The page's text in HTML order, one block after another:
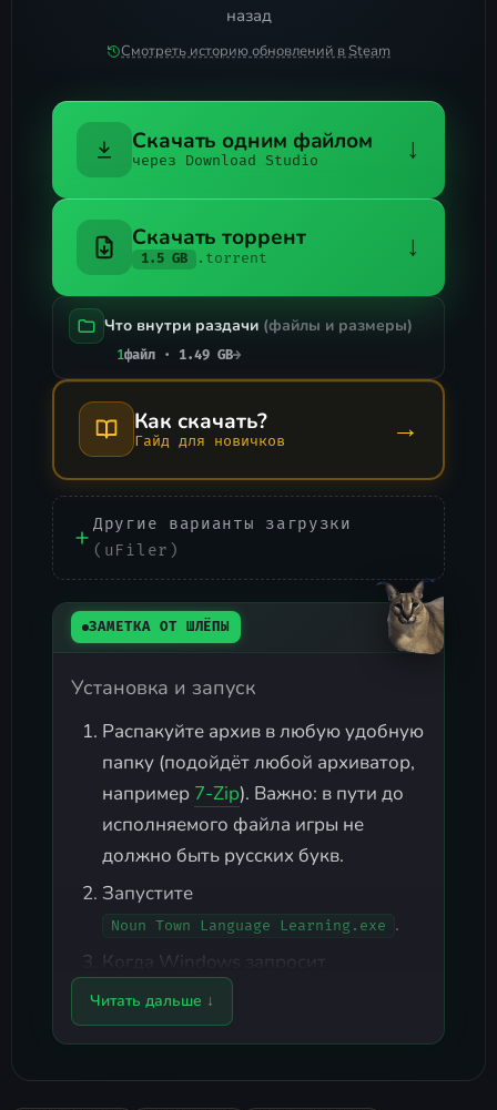
назад
Смотреть историю обновлений в Steam
Скачать одним файлом
через Download Studio ↓
Скачать торрент
1.5 GB .torrent ↓
Что внутри раздачи (файлы и размеры)
1файл · 1.49 GB→
Как скачать?
Гайд для новичков →
Другие варианты загрузки
(uFiler)
ЗАМЕТКА ОТ ШЛЁПЫ
Установка и запуск
Распакуйте архив в любую удобную
папку (подойдёт любой архиватор,
например 7-Zip). Важно: в пути до
исполняемого файла игры не
должно быть русских букв.
Запустите
Noun Town Language Learning.exe
.
Когда Windows запросит
разрешение на выход в сеть -
нажмитеОтмена
Читать дальше ↓